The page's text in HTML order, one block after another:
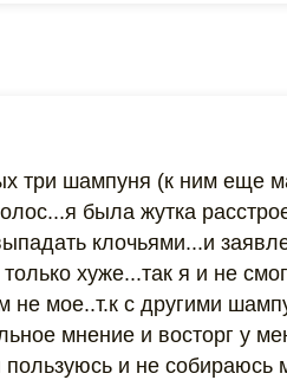
три шампуня (к ним еще
была жутка
клочьями...и
хуже...так я и не
не мое..т.к с другими
мнение и восторг у
и не собираюсь